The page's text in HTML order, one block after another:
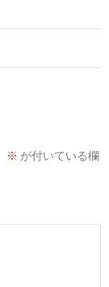
※ が付いている欄